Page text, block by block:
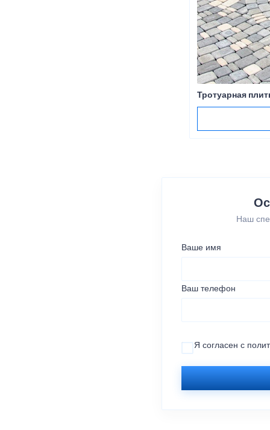
Тротуарная
Наш
Ваше имя
Ваш телефон
Я согласен с